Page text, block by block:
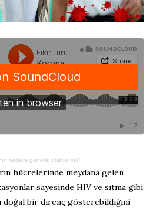
nedeni genetik olabilir mi?
hücrelerinde meydana gelen
sayesinde HIV ve sıtma gibi
doğal bir direnç gösterebildiğini